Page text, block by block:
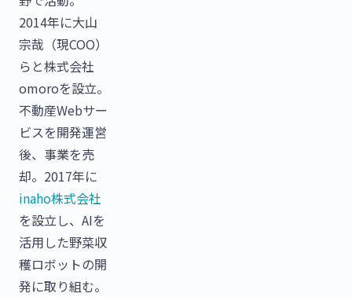
2014年に大山
宗哉（現COO）
らと株式会社
omoroを設立。
不動産Webサー
ビスを開発運営
後、事業を売
却。2017年に
inaho株式会社
を設立し、AIを
活用した野菜収
穫ロボットの開
発に取り組む。